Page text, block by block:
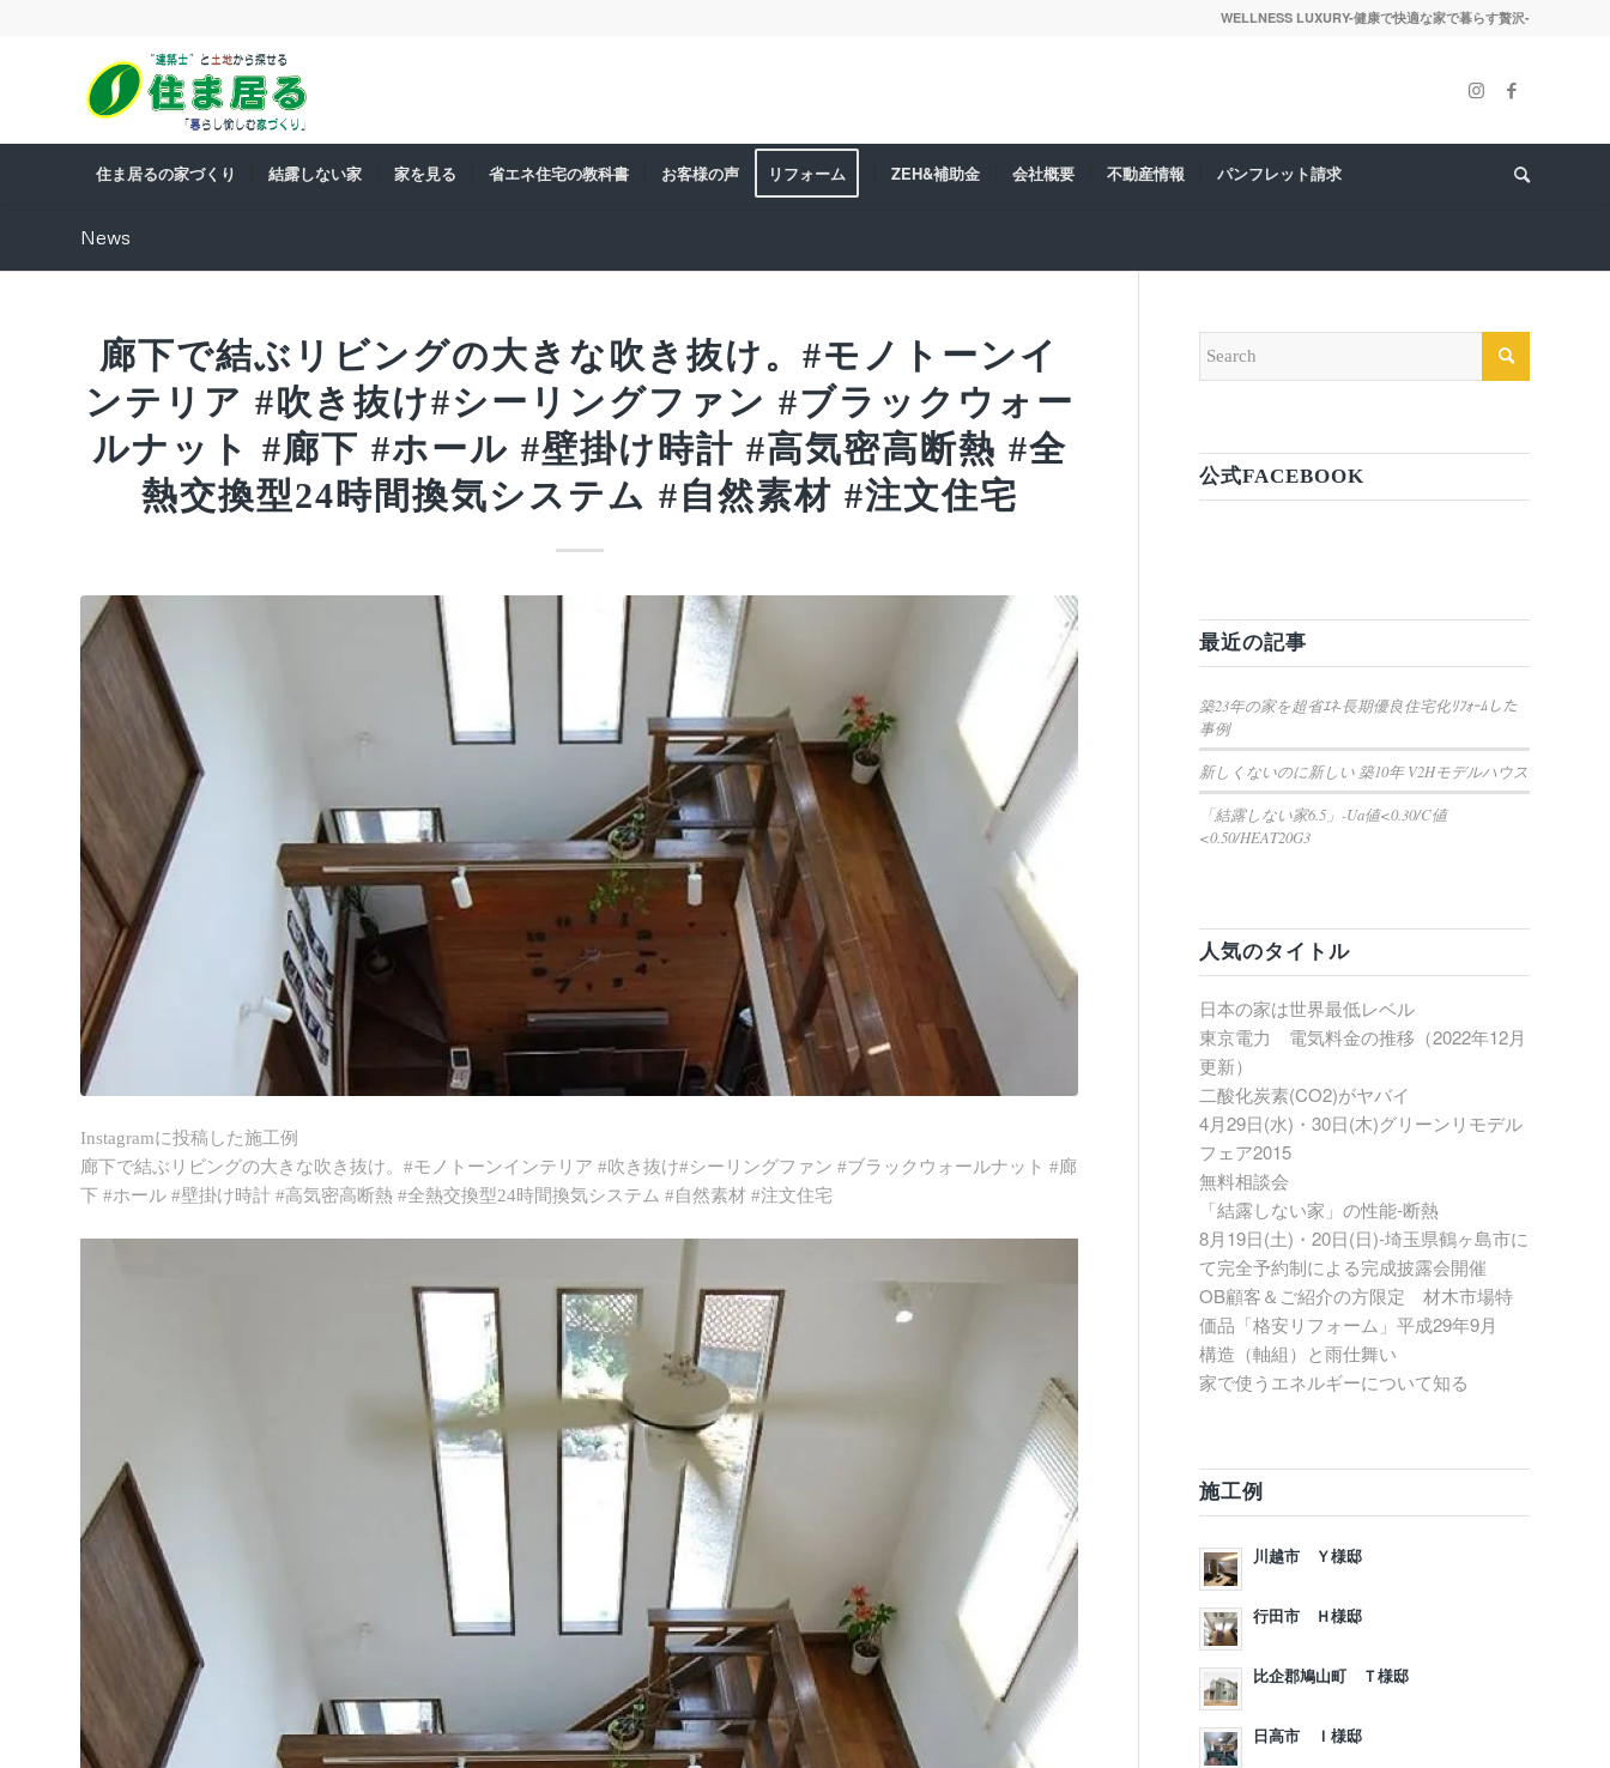
WELLNESS LUXURY-健康で快適な家で暮らす贅沢-
住ま居るの家づくり 結露しない家 家を見る 省エネ住宅の教科書 お客様の声 リフォーム ZEH&補助金 会社概要 不動産情報 パンフレット請求
News
廊下で結ぶリビングの大きな吹き抜け。#モノトーンイ
ンテリア #吹き抜け#シーリングファン #ブラックウォー
ルナット #廊下 #ホール #壁掛け時計 #高気密高断熱 #全
熱交換型24時間換気システム #自然素材 #注文住宅
Instagramに投稿した施工例
廊下で結ぶリビングの大きな吹き抜け。#モノトーンインテリア #吹き抜け#シーリングファン #ブラックウォールナット #廊
下 #ホール #壁掛け時計 #高気密高断熱 #全熱交換型24時間換気システム #自然素材 #注文住宅
公式FACEBOOK
最近の記事
築23年の家を超省ｴﾈ-長期優良住宅化ﾘﾌｫｰﾑした
事例
新しくないのに新しい 築10年 V2Hモデルハウス
「結露しない家6.5」-Ua値<0.30/C値
<0.50/HEAT20G3
人気のタイトル
日本の家は世界最低レベル
東京電力 電気料金の推移（2022年12月
更新）
二酸化炭素(CO2)がヤバイ
4月29日(水)・30日(木)グリーンリモデル
フェア2015
無料相談会
「結露しない家」の性能-断熱
8月19日(土)・20日(日)-埼玉県鶴ヶ島市に
て完全予約制による完成披露会開催
OB顧客＆ご紹介の方限定 材木市場特
価品「格安リフォーム」平成29年9月
構造（軸組）と雨仕舞い
家で使うエネルギーについて知る
施工例
川越市 Ｙ様邸
行田市 Ｈ様邸
比企郡鳩山町 Ｔ様邸
日高市 Ｉ様邸